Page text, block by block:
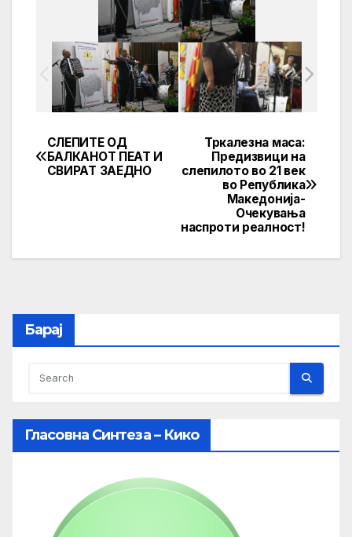
Post
navigation
Тркалезна маса:
Предизвици на
слепилото во 21 век
во Република
Македонија-
Очекувања
наспроти реалност!
СЛЕПИТЕ ОД
БАЛКАНОТ ПЕАТ И
СВИРАТ ЗАЕДНО
Барај
Гласовна Синтеза – Кико